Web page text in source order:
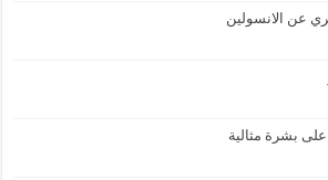
عن الانسولين
على بشرة مثالية